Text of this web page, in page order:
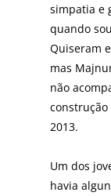
simpatia e
quando
Quiseram
mas
não
2013.
Um dos
havia